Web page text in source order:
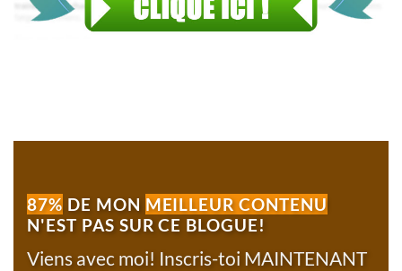
87%DE MON MEILLEUR CONTENU
N'EST PAS SUR CE BLOGUE!
Viens avec moi! Inscris-toi MAINTENANT